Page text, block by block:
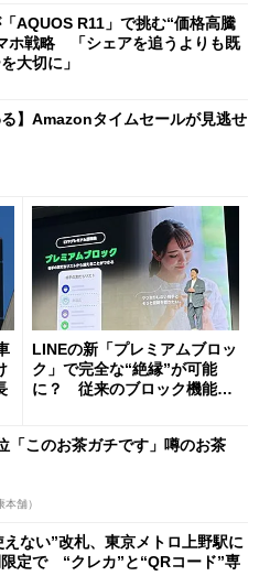
AQUOS R11」で挑む“価格高騰
ホ戦略 「シェアを追うよりも既
大切に」
る】Amazonタイムセールが見逃せ
LINEの新「プレミアムブロッ
ク」で完全な“絶縁”が可能
に？ 従来のブロック機能と
「このお茶ガチです」噂のお茶
舗）
ない”改札、東京メトロ上野駅に
定で “クレカ”と“QRコード”専